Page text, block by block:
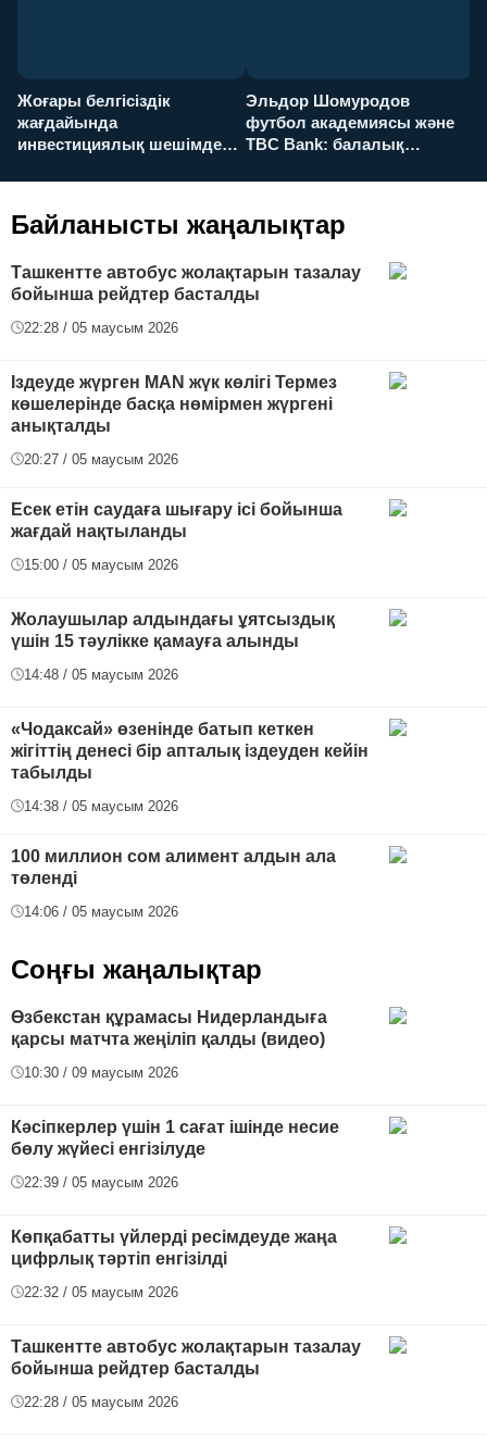
Жоғары белгісіздік
жағдайында
инвестициялық шешімдер
Эльдор Шомуродов
футбол академиясы және
TBC Bank: балалық
Байланысты жаңалықтар
Ташкентте автобус жолақтарын тазалау
бойынша рейдтер басталды
22:28 / 05 маусым 2026
Іздеуде жүрген MAN жүк көлігі Термез
көшелерінде басқа нөмірмен жүргені
анықталды
20:27 / 05 маусым 2026
Есек етін саудаға шығару ісі бойынша
жағдай нақтыланды
15:00 / 05 маусым 2026
Жолаушылар алдындағы ұятсыздық
үшін 15 тәулікке қамауға алынды
14:48 / 05 маусым 2026
«Чодаксай» өзенінде батып кеткен
жігіттің денесі бір апталық іздеуден кейін
табылды
14:38 / 05 маусым 2026
100 миллион сом алимент алдын ала
төленді
14:06 / 05 маусым 2026
Соңғы жаңалықтар
Өзбекстан құрамасы Нидерландыға
қарсы матчта жеңіліп қалды (видео)
10:30 / 09 маусым 2026
Кәсіпкерлер үшін 1 сағат ішінде несие
бөлу жүйесі енгізілуде
22:39 / 05 маусым 2026
Көпқабатты үйлерді ресімдеуде жаңа
цифрлық тәртіп енгізілді
22:32 / 05 маусым 2026
Ташкентте автобус жолақтарын тазалау
бойынша рейдтер басталды
22:28 / 05 маусым 2026